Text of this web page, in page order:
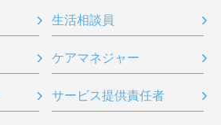
生活相談員
ケアマネジャー
サービス提供責任者